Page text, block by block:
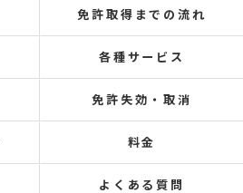
免許取得までの流れ
各種サービス
免許失効・取消
料金
よくある質問